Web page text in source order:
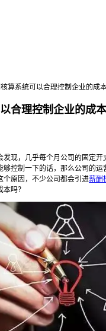
算系统可以合理控制企业的成本
合理控制企业的成本
发现，几乎每个月公司的固定开
够控制一下的话，那么公司的
个原因，不少公司都会引进薪酬
吗？